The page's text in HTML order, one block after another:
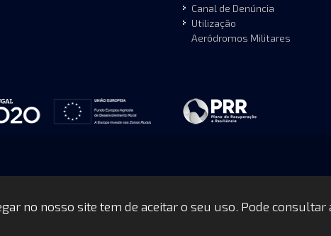
Canal de Denúncia
Utilização
Aeródromos Militares
no nosso site tem de aceitar o seu uso. Pode consultar